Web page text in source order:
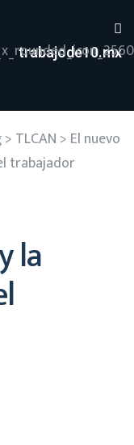
trabajode10.mx
> TLCAN > El nuevo
trabajador
la